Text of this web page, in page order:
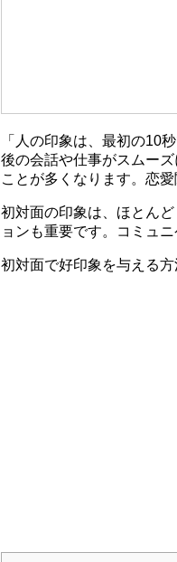
「人の印象は、最初の10
後の会話や仕事がスムー
ことが多くなります。恋
初対面の印象は、ほとん
ョンも重要です。コミュ
初対面で好印象を与える